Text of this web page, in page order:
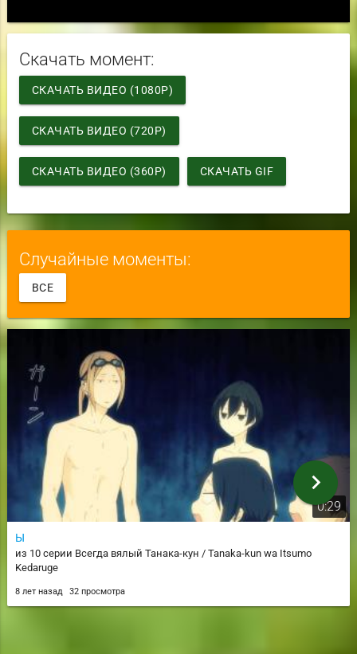
Скачать момент:
СКАЧАТЬ ВИДЕО (1080P)
СКАЧАТЬ ВИДЕО (720P)
СКАЧАТЬ ВИДЕО (360P) СКАЧАТЬ GIF
Случайные моменты:
ВСЕ
0:29
Ы
из 10 серии Всегда вялый Танака-кун / Tanaka-kun wa Itsumo
Kedaruge
8 лет назад 32 просмотра
chevron_right